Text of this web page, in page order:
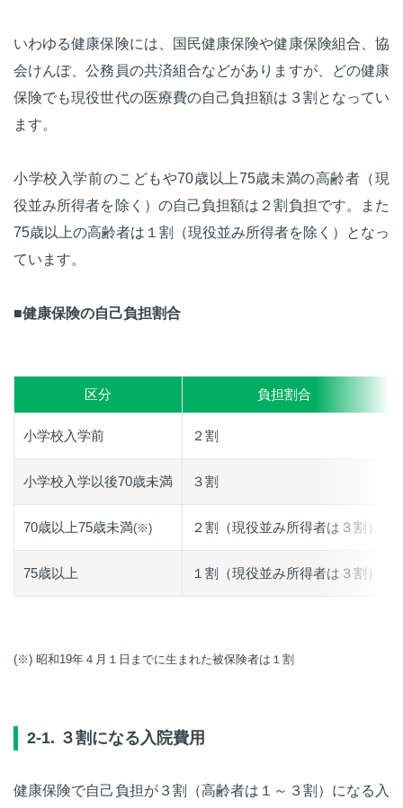
いわゆる健康保険には、国民健康保険や健康保険組合、協
会けんぽ、公務員の共済組合などがありますが、どの健康
保険でも現役世代の医療費の自己負担額は３割となってい
ます。
小学校入学前のこどもや70歳以上75歳未満の高齢者（現
役並み所得者を除く）の自己負担額は２割負担です。また
75歳以上の高齢者は１割（現役並み所得者を除く）となっ
ています。
■健康保険の自己負担割合
区分 負担割合
小学校入学前 ２割
小学校入学以後70歳未満 ３割
70歳以上75歳未満(※) ２割（現役並み所得者は３割）
75歳以上 １割（現役並み所得者は３割）
(※) 昭和19年４月１日までに生まれた被保険者は１割
2-1. ３割になる入院費用
健康保険で自己負担が３割（高齢者は１～３割）になる入